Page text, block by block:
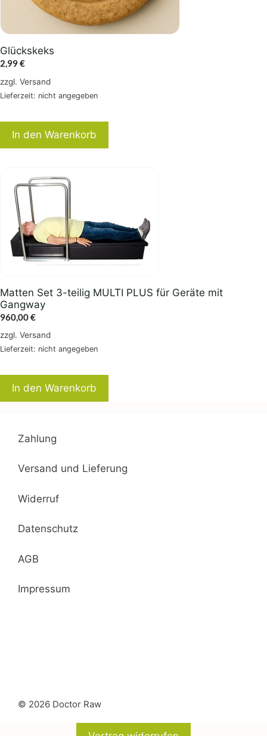
Glückskeks
2,99€
zzgl. Versand
Lieferzeit: nicht angegeben
In den Warenkorb
Matten Set 3-teilig MULTI PLUS für Geräte mit
Gangway
960,00€
zzgl. Versand
Lieferzeit: nicht angegeben
In den Warenkorb
Zahlung
Versand und Lieferung
Widerruf
Datenschutz
AGB
Impressum
© 2026 Doctor Raw
600,00€ In den Warenkorb